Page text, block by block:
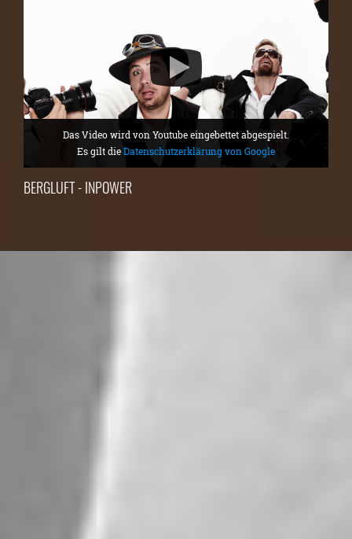
Das Video wird von Youtube eingebettet abgespielt.
Es gilt dieDatenschutzerklärung von Google
BERGLUFT - INPOWER